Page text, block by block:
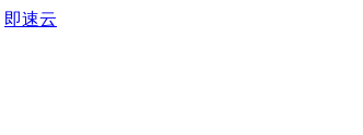
即速云